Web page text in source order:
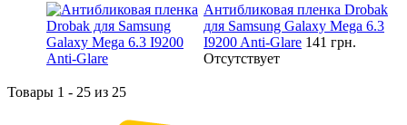
Антибликовая пленка Drobak
для Samsung Galaxy Mega 6.3
I9200 Anti-Glare 141 грн.
Отсутствует
Товары 1 - 25 из 25